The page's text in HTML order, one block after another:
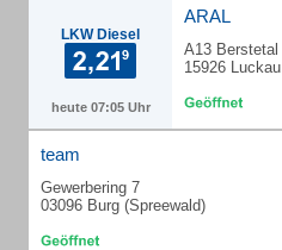
LKW Diesel
heute 07:05 Uhr
ARAL
A13 Berstetal
15926 Luckau
team
Gewerbering 7
03096 Burg (Spreewald)